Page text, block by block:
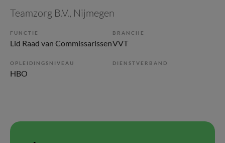
Teamzorg B.V., Nijmegen
FUNCTIE
Lid Raad van Commissarissen
BRANCHE
VVT
OPLEIDINGSNIVEAU
HBO
DIENSTVERBAND